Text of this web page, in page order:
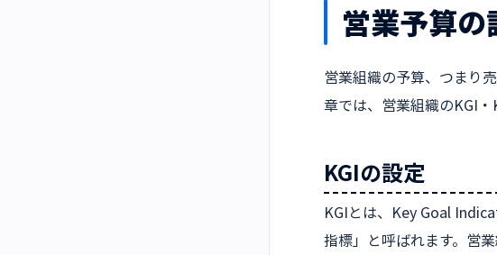
営業予算
営業組織の予算、つまり
章では、営業組織のKGI
KGIの設定
KGIとは、Key Goal
指標」と呼ばれます。営